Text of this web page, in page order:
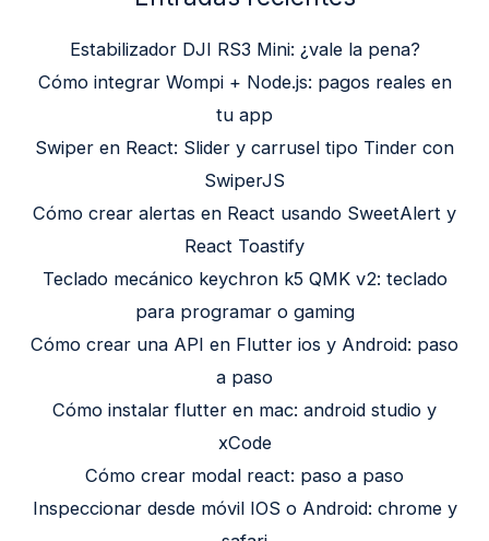
Estabilizador DJI RS3 Mini: ¿vale la pena?
Cómo integrar Wompi + Node.js: pagos reales en
tu app
Swiper en React: Slider y carrusel tipo Tinder con
SwiperJS
Cómo crear alertas en React usando SweetAlert y
React Toastify
Teclado mecánico keychron k5 QMK v2: teclado
para programar o gaming
Cómo crear una API en Flutter ios y Android: paso
a paso
Cómo instalar flutter en mac: android studio y
xCode
Cómo crear modal react: paso a paso
Inspeccionar desde móvil IOS o Android: chrome y